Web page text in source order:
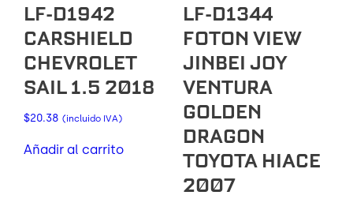
LF-D1942
CARSHIELD
CHEVROLET
SAIL 1.5 2018
$20.38 (incluido IVA)
Añadir al carrito
LF-D1344
FOTON VIEW
JINBEI JOY
VENTURA
GOLDEN
DRAGON
TOYOTA HIACE
2007